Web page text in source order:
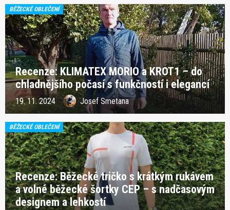
BĚŽECKÉ OBLEČENÍ
Recenze: KLIMATEX MORIO a KROT1 – do
chladnějšího počasí s funkčností i elegancí
19. 11. 2024 Josef Smetana
BĚŽECKÉ OBLEČENÍ
Recenze: Běžecké tričko s krátkým rukávem
a volné běžecké šortky CEP – s nadčasovým
designem a lehkostí